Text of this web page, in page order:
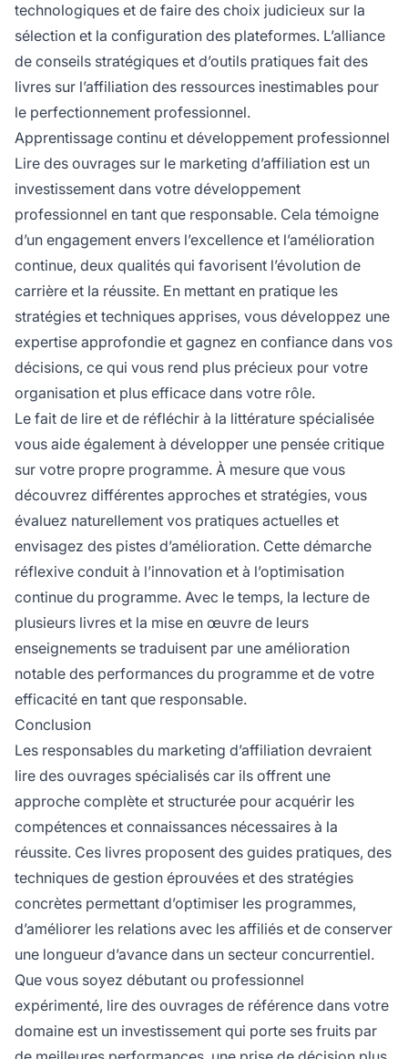
technologiques et de faire des choix judicieux sur la
sélection et la configuration des plateformes. L’alliance
de conseils stratégiques et d’outils pratiques fait des
livres sur l’affiliation des ressources inestimables pour
le perfectionnement professionnel.
Apprentissage continu et développement professionnel
Lire des ouvrages sur le marketing d’affiliation est un
investissement dans votre développement
professionnel en tant que responsable. Cela témoigne
d’un engagement envers l’excellence et l’amélioration
continue, deux qualités qui favorisent l’évolution de
carrière et la réussite. En mettant en pratique les
stratégies et techniques apprises, vous développez une
expertise approfondie et gagnez en confiance dans vos
décisions, ce qui vous rend plus précieux pour votre
organisation et plus efficace dans votre rôle.
Le fait de lire et de réfléchir à la littérature spécialisée
vous aide également à développer une pensée critique
sur votre propre programme. À mesure que vous
découvrez différentes approches et stratégies, vous
évaluez naturellement vos pratiques actuelles et
envisagez des pistes d’amélioration. Cette démarche
réflexive conduit à l’innovation et à l’optimisation
continue du programme. Avec le temps, la lecture de
plusieurs livres et la mise en œuvre de leurs
enseignements se traduisent par une amélioration
notable des performances du programme et de votre
efficacité en tant que responsable.
Conclusion
Les responsables du marketing d’affiliation devraient
lire des ouvrages spécialisés car ils offrent une
approche complète et structurée pour acquérir les
compétences et connaissances nécessaires à la
réussite. Ces livres proposent des guides pratiques, des
techniques de gestion éprouvées et des stratégies
concrètes permettant d’optimiser les programmes,
d’améliorer les relations avec les affiliés et de conserver
une longueur d’avance dans un secteur concurrentiel.
Que vous soyez débutant ou professionnel
expérimenté, lire des ouvrages de référence dans votre
domaine est un investissement qui porte ses fruits par